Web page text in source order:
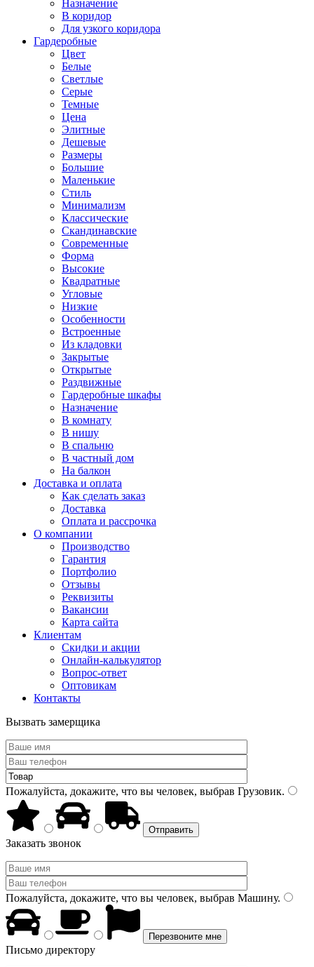
Назначение
В коридор
Для узкого коридора
Гардеробные
Цвет
Белые
Светлые
Серые
Темные
Цена
Элитные
Дешевые
Размеры
Большие
Маленькие
Стиль
Минимализм
Классические
Скандинавские
Современные
Форма
Высокие
Квадратные
Угловые
Низкие
Особенности
Встроенные
Из кладовки
Закрытые
Открытые
Раздвижные
Гардеробные шкафы
Назначение
В комнату
В нишу
В спальню
В частный дом
На балкон
Доставка и оплата
Как сделать заказ
Доставка
Оплата и рассрочка
О компании
Производство
Гарантия
Портфолио
Отзывы
Реквизиты
Вакансии
Карта сайта
Клиентам
Скидки и акции
Онлайн-калькулятор
Вопрос-ответ
Оптовикам
Контакты
Вызвать замерщика
Пожалуйста, докажите, что вы человек, выбрав Грузовик.
Заказать звонок
Пожалуйста, докажите, что вы человек, выбрав Машину.
Письмо директору